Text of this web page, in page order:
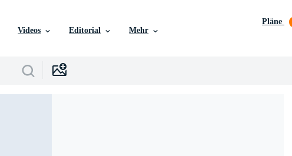
Videos Editorial Mehr
Pläne